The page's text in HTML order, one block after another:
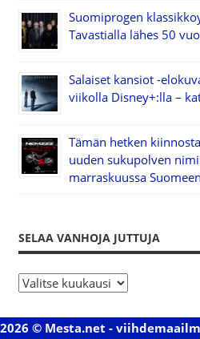
Suomiprogen
Tavastialla lähes 50
Salaiset kansiot -
viikolla Disney+:lla –
Tämän hetken
uuden sukupolven
marraskuussa Suomeen
SELAA VANHOJA JUTTUJA
S
l
2026 © Mesta.net -